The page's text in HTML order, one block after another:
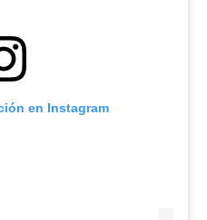
en Instagram